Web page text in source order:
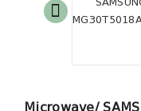
Microwave/